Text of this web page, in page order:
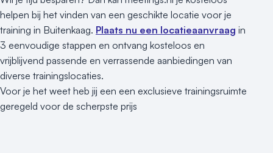
helpen bij het vinden van een geschikte locatie voor je
training in Buitenkaag. Plaats nu een locatieaanvraag in
3 eenvoudige stappen en ontvang kosteloos en
vrijblijvend passende en verrassende aanbiedingen van
diverse trainingslocaties.
Voor je het weet heb jij een een exclusieve trainingsruimte
geregeld voor de scherpste prijs